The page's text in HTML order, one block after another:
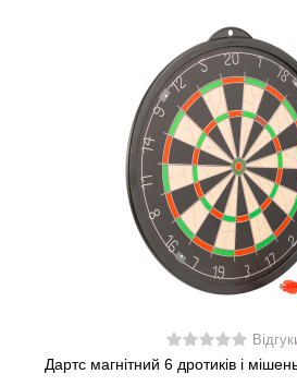
Дартс магнітний 6 дротиків і